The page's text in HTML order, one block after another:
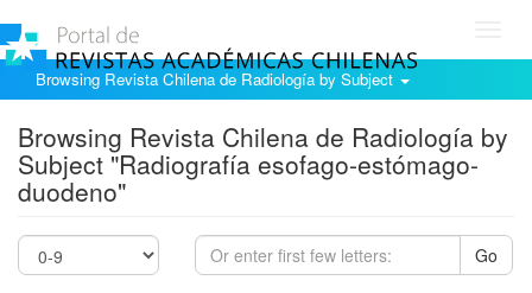
Browsing Revista Chilena de Radiología by Subject
Browsing Revista Chilena de Radiología by
Subject "Radiografía esofago-estómago-
duodeno"
Go